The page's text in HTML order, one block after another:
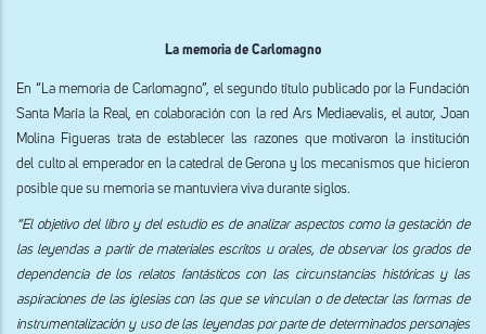
La memoria de Carlomagno
En “La memoria de Carlomagno”, el segundo título publicado por la Fundación
Santa María la Real, en colaboración con la red Ars Mediaevalis, el autor, Joan
Molina Figueras trata de establecer las razones que motivaron la institución
del culto al emperador en la catedral de Gerona y los mecanismos que hicieron
posible que su memoria se mantuviera viva durante siglos.
“El objetivo del libro y del estudio es de analizar aspectos como la gestación de
las leyendas a partir de materiales escritos u orales, de observar los grados de
dependencia de los relatos fantásticos con las circunstancias históricas y las
aspiraciones de las iglesias con las que se vinculan o de detectar las formas de
instrumentalización y uso de las leyendas por parte de determinados personajes